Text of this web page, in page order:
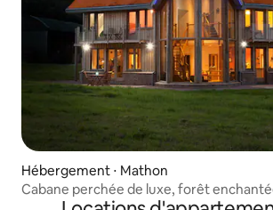
Hébergement ⋅ Mathon
Cabane perchée de luxe, forêt
jacuzzi